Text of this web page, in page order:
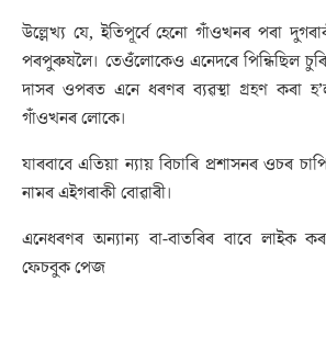
উল্লেখ্য যে, ইতিপূৰ্বে হেনো গাঁওখনৰ পৰা
পৰপুৰুষলৈ। তেওঁলোকেও এনেদৰে পিন্ধিছিল
দাসৰ ওপৰত এনে ধৰণৰ ব্যৱস্থা গ্ৰহণ কৰা
গাঁওখনৰ লোকে।
যাৰবাবে এতিয়া ন্যায় বিচাৰি প্ৰশাসনৰ ওচৰ
নামৰ এইগৰাকী বোৱাৰী।
এনেধৰণৰ অন্যান্য বা-বাতৰিৰ বাবে
ফেচবুক পেজ